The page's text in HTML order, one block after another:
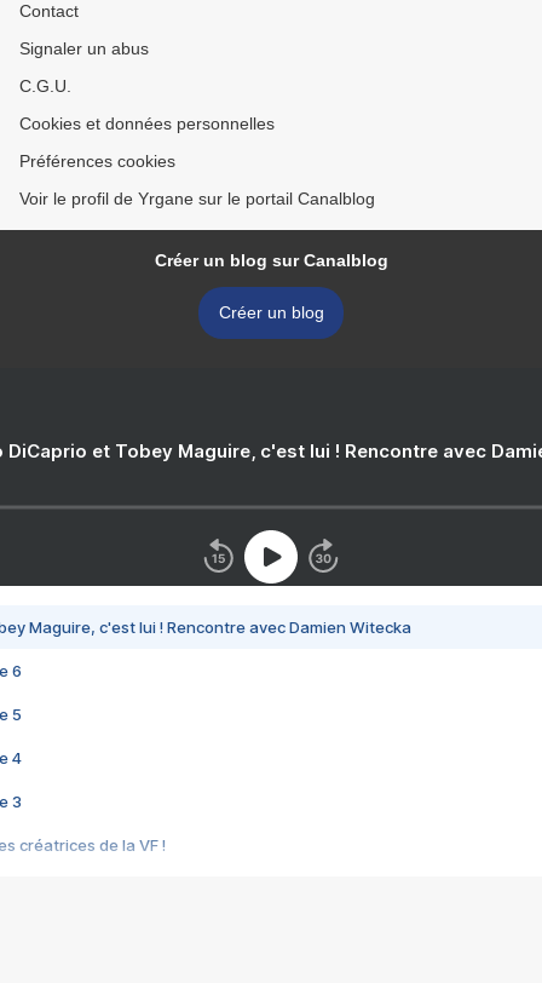
Contact
Signaler un abus
C.G.U.
Cookies et données personnelles
Préférences cookies
Voir le profil de Yrgane sur le portail Canalblog
Créer un blog sur Canalblog
Créer un blog
DiCaprio et Tobey Maguire, c'est lui ! Rencontre avec
Maguire, c'est lui ! Rencontre avec Damien Witecka
6
5
4
3
créatrices de la VF !